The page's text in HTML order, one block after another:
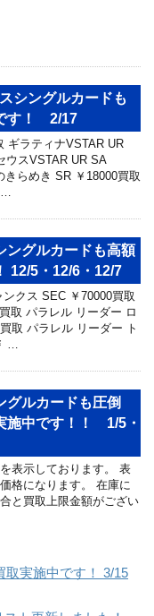
シングルカードも
す！ 2/17
ギラティナVSTAR UR
ウスVSTAR UR SA
きらめき SR ￥18000買取
…
ングルカードも高額
12/5・12/6・12/7
クス SEC ￥70000買取
取 パラレル リーダー ロ
取 パラレル リーダー ト
…
グルカードも圧倒
施中です！！ 1/5・
表示しております。 表
格になります。 在庫に
と買取上限金額がござい
取実施中です！ 3/15